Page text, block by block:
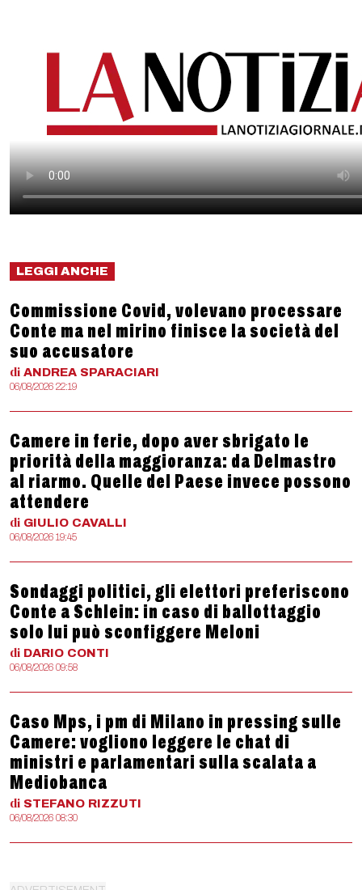
LEGGI ANCHE
Commissione Covid, volevano processare
Conte ma nel mirino finisce la società del
suo accusatore
di ANDREA SPARACIARI
06/08/2026 22:19
Camere in ferie, dopo aver sbrigato le
priorità della maggioranza: da Delmastro
al riarmo. Quelle del Paese invece possono
attendere
di GIULIO CAVALLI
06/08/2026 19:45
Sondaggi politici, gli elettori preferiscono
Conte a Schlein: in caso di ballottaggio
solo lui può sconfiggere Meloni
di DARIO CONTI
06/08/2026 09:58
Caso Mps, i pm di Milano in pressing sulle
Camere: vogliono leggere le chat di
ministri e parlamentari sulla scalata a
Mediobanca
di STEFANO RIZZUTI
06/08/2026 08:30